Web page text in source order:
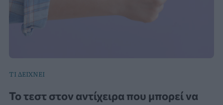
ΤΙ ΔΕΙΧΝΕΙ
Το τεστ στον αντίχειρα που μπορεί να